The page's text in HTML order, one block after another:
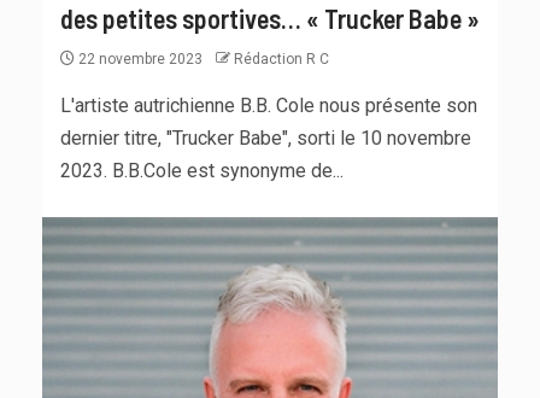
des petites sportives… « Trucker Babe »
22 novembre 2023 Rédaction R C
L'artiste autrichienne B.B. Cole nous présente son
dernier titre, "Trucker Babe", sorti le 10 novembre
2023. B.B.Cole est synonyme de...